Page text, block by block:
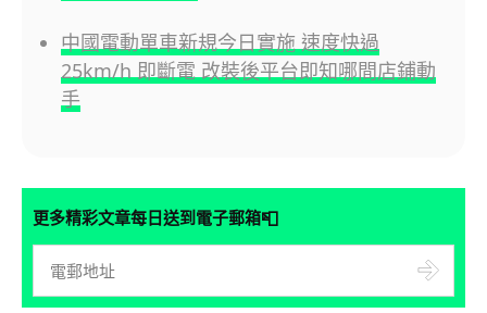
中國電動單車新規今日實施 速度快過
25km/h 即斷電 改裝後平台即知哪間店鋪動
手
更多精彩文章每日送到電子郵箱📮